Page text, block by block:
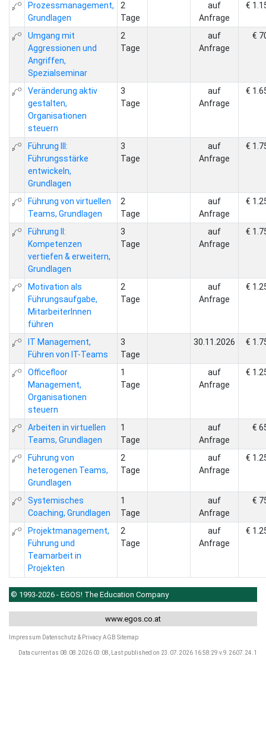
Prozessmanagement,
Grundlagen
2
Tage
auf
Anfrage
€
Umgang mit
Aggressionen und
Angriffen,
Spezialseminar
2
Tage
auf
Anfrage
€
Veränderung aktiv
gestalten,
Organisationen
steuern
3
Tage
auf
Anfrage
€
Führung III:
Führungsstärke
entwickeln,
Grundlagen
3
Tage
auf
Anfrage
€
Führung von virtuellen
Teams, Grundlagen
2
Tage
auf
Anfrage
€
Führung II:
Kompetenzen
vertiefen & erweitern,
Grundlagen
3
Tage
auf
Anfrage
€
Motivation als
Führungsaufgabe,
MitarbeiterInnen
führen
2
Tage
auf
Anfrage
€
IT Management,
Führen von IT-Teams
3
Tage
30.11.2026 €
Officefloor
Management,
Organisationen
steuern
1
Tage
auf
Anfrage
€
Arbeiten in virtuellen
Teams, Grundlagen
1
Tage
auf
Anfrage
€
Führung von
heterogenen Teams,
Grundlagen
2
Tage
auf
Anfrage
€
Systemisches
Coaching, Grundlagen
1
Tage
auf
Anfrage
€
Projektmanagement,
Führung und
Teamarbeit in
Projekten
2
Tage
auf
Anfrage
€
© 1993-2026 - EGOS! The Education Company
www.egos.co.at
Impressum Datenschutz & PrivacyAGB Sitemap
Data current as 08.08.2026 03:08, Last published on 23.07.2026 16:58:29 v.9.2607.24.1